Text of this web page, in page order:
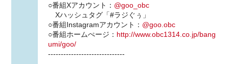
○番組Xアカウント： @goo_obc
Xハッシュタグ「#ラジぐぅ」
○番組Instagramアカウント： @goo.obc
○番組ホームぺージ： http://www.obc1314.co.jp/bang
umi/goo/
------------------------------